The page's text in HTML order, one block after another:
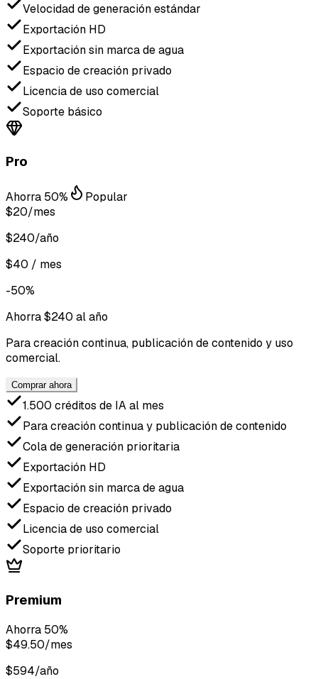
Velocidad de generación estándar
Exportación HD
Exportación sin marca de agua
Espacio de creación privado
Licencia de uso comercial
Soporte básico
Pro
Ahorra 50%
Popular
$20/mes
$240/año
$40 / mes
-50%
Ahorra $240 al año
Para creación continua, publicación de contenido y uso
comercial.
Comprar ahora
1.500 créditos de IA al mes
Para creación continua y publicación de contenido
Cola de generación prioritaria
Exportación HD
Exportación sin marca de agua
Espacio de creación privado
Licencia de uso comercial
Soporte prioritario
Premium
Ahorra 50%
$49.50/mes
$594/año